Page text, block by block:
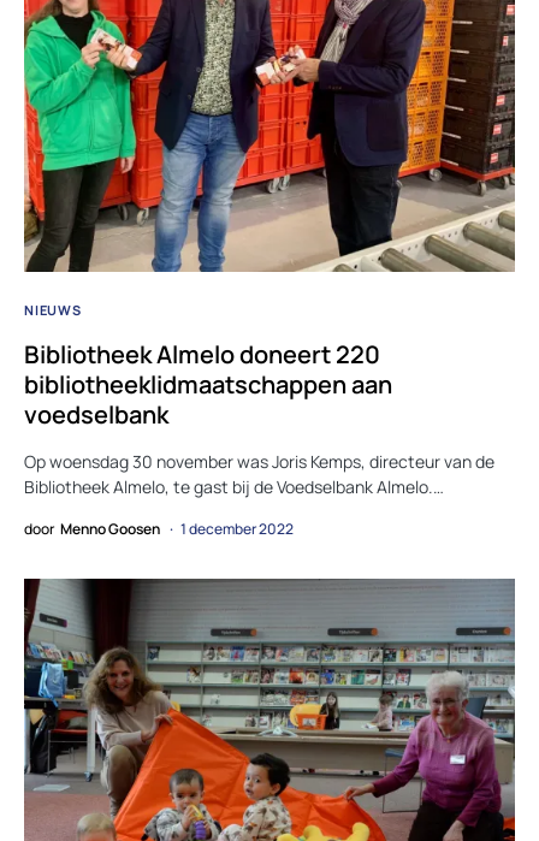
NIEUWS
Bibliotheek Almelo doneert 220
bibliotheeklidmaatschappen aan
voedselbank
Op woensdag 30 november was Joris Kemps, directeur van de
Bibliotheek Almelo, te gast bij de Voedselbank Almelo.…
door Menno Goosen 1 december 2022